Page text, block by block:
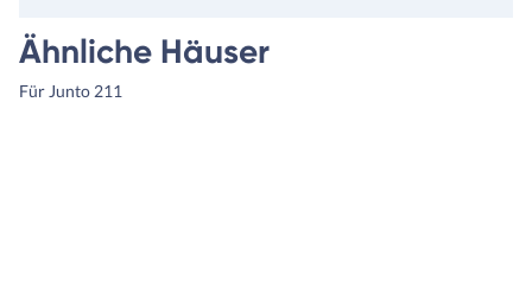
Ähnliche Häuser
Für Junto 211